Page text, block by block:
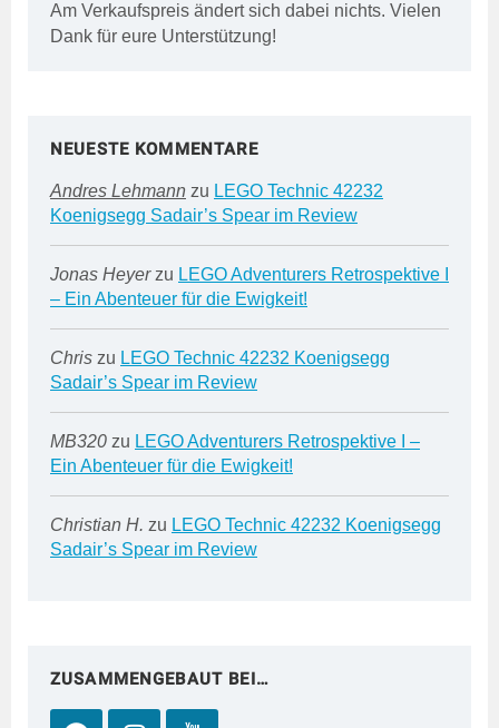
Am Verkaufspreis ändert sich dabei nichts. Vielen
Dank für eure Unterstützung!
NEUESTE KOMMENTARE
Andres Lehmann zu LEGO Technic 42232
Koenigsegg Sadair’s Spear im Review
Jonas Heyerzu LEGO Adventurers Retrospektive I
– Ein Abenteuer für die Ewigkeit!
Chris zu LEGO Technic 42232 Koenigsegg
Sadair’s Spear im Review
MB320 zu LEGO Adventurers Retrospektive I –
Ein Abenteuer für die Ewigkeit!
Christian H. zu LEGO Technic 42232 Koenigsegg
Sadair’s Spear im Review
ZUSAMMENGEBAUT BEI…